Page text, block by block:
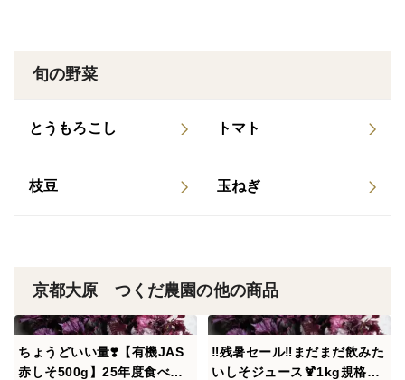
原材料 有機ビーツ（京都府産）、砂糖、レモン果汁、
内容量 120g
旬の野菜
とうもろこし トマト
枝豆 玉ねぎ
京都大原 つくだ農園の他の商品
ちょうどいい量❣️【有機JAS
赤しそ500g】25年度食べチ
‼️残暑セール‼️まだまだ飲みた
いしそジュース🍹1kg規格限